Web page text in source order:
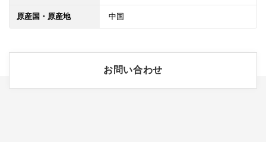
原産国・原産地 中国
お問い合わせ